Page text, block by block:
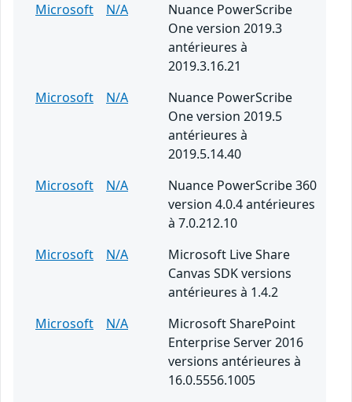
Microsoft
N/A
Nuance PowerScribe
One version 2019.3
antérieures à
2019.3.16.21
Microsoft
N/A
Nuance PowerScribe
One version 2019.5
antérieures à
2019.5.14.40
Microsoft
N/A
Nuance PowerScribe 360
version 4.0.4 antérieures
à 7.0.212.10
Microsoft
N/A
Microsoft Live Share
Canvas SDK versions
antérieures à 1.4.2
Microsoft
N/A
Microsoft SharePoint
Enterprise Server 2016
versions antérieures à
16.0.5556.1005